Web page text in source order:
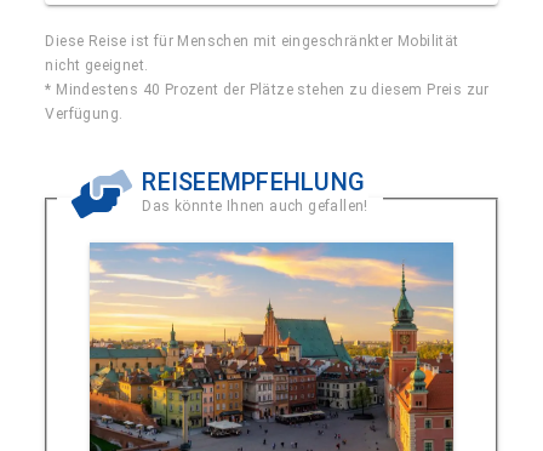
Diese Reise ist für Menschen mit eingeschränkter Mobilität
nicht geeignet.
* Mindestens 40 Prozent der Plätze stehen zu diesem Preis zur
Verfügung.
REISEEMPFEHLUNG
Das könnte Ihnen auch gefallen!